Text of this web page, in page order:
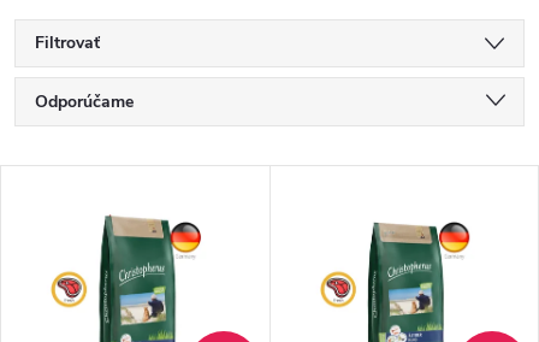
Filtrovať
R
a
Odporúčame
Najpredávanejšie
Abecedne